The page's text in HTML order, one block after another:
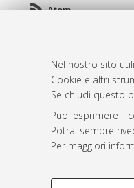
Nel nostro sito
Cookie e altri
Se chiudi questo
Puoi esprimere il
Potrai sempre
Per maggiori
COOKIE DI
Atom